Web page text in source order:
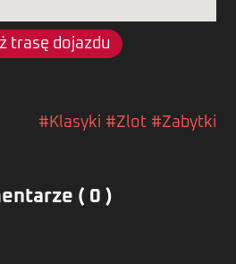
trasę dojazdu
#Klasyki #Zlot #Zabytki
( 0 )